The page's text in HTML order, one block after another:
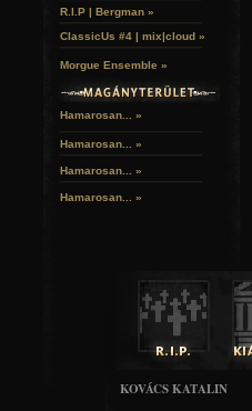
A hozzászóláshoz
R.I.P | Bergman »
ClassicUs #4 | mix|cloud »
Morgue Ensemble »
Hamarosan... »
Hamarosan... »
Hamarosan... »
Hamarosan... »
KOVÁCS KATALIN